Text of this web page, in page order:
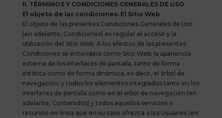
II. TÉRMINOS Y CONDICIONES GENERALES DE USO
El objeto de las condiciones: El Sitio Web
El objeto de las presentes Condiciones Generales de Uso
(en adelante, Condiciones) es regular el acceso y la
utilización del Sitio Web. A los efectos de las presentes
Condiciones se entenderá como Sitio Web: la apariencia
externa de los interfaces de pantalla, tanto de forma
estática como de forma dinámica, es decir, el árbol de
navegación; y todos los elementos integrados tanto en los
interfaces de pantalla como en el árbol de navegación (en
adelante, Contenidos) y todos aquellos servicios o
recursos en línea que en su caso ofrezca a los Usuarios (en